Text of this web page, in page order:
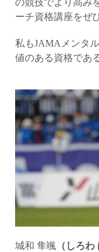
の競技でより高み
ーチ資格講座をぜ
私もJAMAメンタ
値のある資格であ
城和 隼颯 （しろ